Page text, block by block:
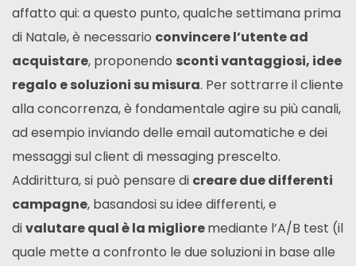
affatto qui: a questo punto, qualche settimana prima
di Natale, è necessario convincere l’utente ad
acquistare, proponendo sconti vantaggiosi, idee
regalo e soluzioni su misura. Per sottrarre il cliente
alla concorrenza, è fondamentale agire su più canali,
ad esempio inviando delle email automatiche e dei
messaggi sul client di messaging prescelto.
Addirittura, si può pensare di creare due differenti
campagne, basandosi su idee differenti, e
divalutare qual è la miglioremediante l’A/B test (il
quale mette a confronto le due soluzioni in base alle